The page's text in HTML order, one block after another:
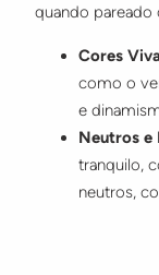
quando pareado
Cores
como o
e
Neutros e
tranquilo,
neutros,